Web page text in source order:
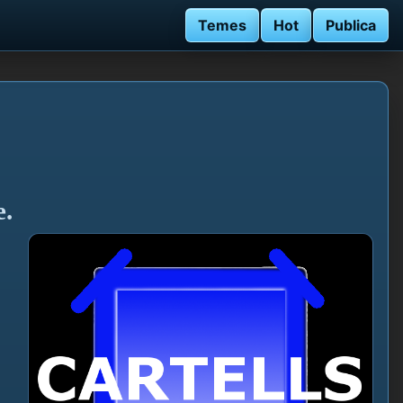
Temes Hot Publica